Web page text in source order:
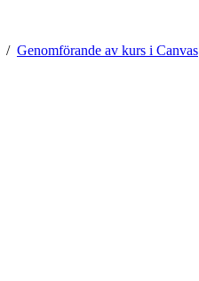
Genomförande av kurs i Canvas